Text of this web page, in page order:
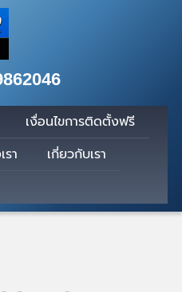
เงื่อนไขการติดตั้งฟรี
า
เกี่ยวกับเรา